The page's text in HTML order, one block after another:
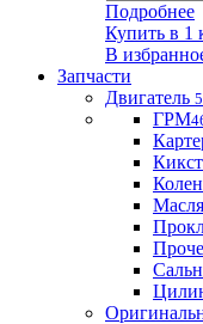
Подробнее
Купить в 1
В
Запчасти
Двигатель
ГРМ